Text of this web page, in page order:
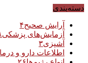
دسته‌بندی
آرایش صحیح۴
آزمایش‌های پزشکی
آشپزی۳
اطلاعات دارو و